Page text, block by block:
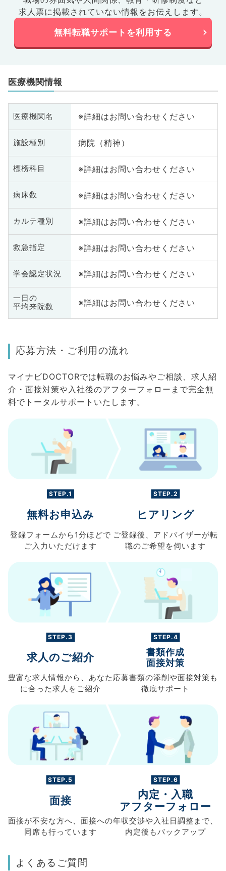
求人票に掲載されていない情報をお伝えします。
無料転職サポートを利用する
医療機関情報
医療機関名 ※詳細はお問い合わせください
施設種別 病院（精神）
標榜科目 ※詳細はお問い合わせください
病床数 ※詳細はお問い合わせください
カルテ種別 ※詳細はお問い合わせください
救急指定 ※詳細はお問い合わせください
学会認定状況 ※詳細はお問い合わせください
一日の
平均来院数
※詳細はお問い合わせください
応募方法・ご利用の流れ
マイナビDOCTORでは転職のお悩みやご相談、求人紹
介・面接対策や入社後のアフターフォローまで完全無
料でトータルサポートいたします。
STEP.1
無料お申込み
登録フォームから 1分ほどで
ご入力 いただけます
STEP.2
ヒアリング
ご登録後、 アドバイザーが転
職のご希望を伺います
STEP.3
求人のご紹介
豊富な求人情報から、 あなた
に合った求人を ご紹介
STEP.4
書類作成
面接対策
応募書類の添削や面接対策も
徹底サポート
STEP.5
面接
面接が不安な方へ、 面接への
同席も行っています
STEP.6
内定・入職
アフターフォロー
年収交渉や入社日調整まで、
内定後もバックアップ
よくあるご質問